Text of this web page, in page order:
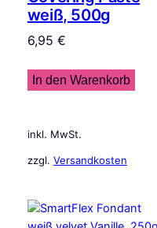
weiß, 500g
6,95 €
In den Warenkorb
inkl. MwSt.
zzgl. Versandkosten